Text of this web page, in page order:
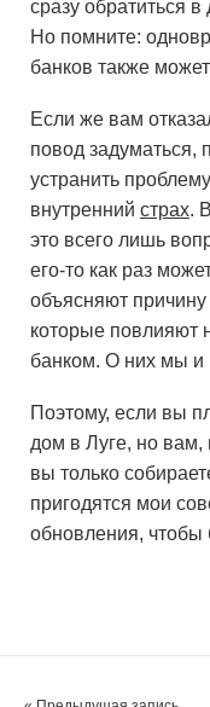
сразу обратиться
Но помните:
банков также
Если же вам
повод задуматься,
устранить
внутренний страх.
это всего лишь
его-то как раз
объясняют
которые повлияют
банком. О них мы и
Поэтому, если вы
дом в Луге, но вам,
вы только
пригодятся мои
обновления, чтобы